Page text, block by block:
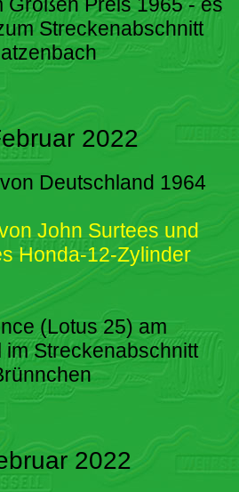
Großen Preis 1965 - es
Streckenabschnitt
2022
Deutschland 1964
John Surtees und
Honda-12-Zylinder
(Lotus 25) am
im Streckenabschnitt
2022